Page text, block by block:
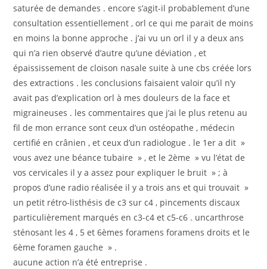
saturée de demandes . encore s’agit-il probablement d’une
consultation essentiellement , orl ce qui me parait de moins
en moins la bonne approche . j’ai vu un orl il y a deux ans
qui n’a rien observé d’autre qu’une déviation , et
épaississement de cloison nasale suite à une cbs créée lors
des extractions . les conclusions faisaient valoir qu’il n’y
avait pas d’explication orl à mes douleurs de la face et
migraineuses . les commentaires que j’ai le plus retenu au
fil de mon errance sont ceux d’un ostéopathe , médecin
certifié en crânien , et ceux d’un radiologue . le 1er a dit »
vous avez une béance tubaire » , et le 2ème » vu l’état de
vos cervicales il y a assez pour expliquer le bruit » ; à
propos d’une radio réalisée il y a trois ans et qui trouvait »
un petit rétro-listhésis de c3 sur c4 , pincements discaux
particulièrement marqués en c3-c4 et c5-c6 . uncarthrose
sténosant les 4 , 5 et 6èmes foramens foramens droits et le
6ème foramen gauche » .
aucune action n’a été entreprise .